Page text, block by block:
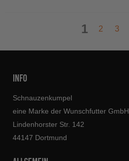
1 2 3
INFO
Schnauzenkumpel
eine Marke der Wunschfutter GmbH
Lindenhorster Str. 142
44147 Dortmund